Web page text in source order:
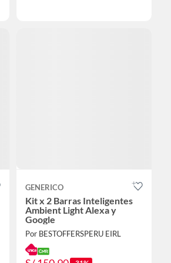
GENERICO
Kit x 2 Barras Inteligentes
Ambient Light Alexa y
Google
Por BESTOFFERSPERU EIRL